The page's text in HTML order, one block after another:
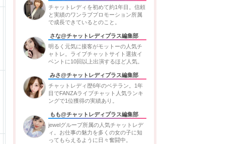
・北千住店
・日払い
・週払い
・月払い
・日払い
・週払い
・月払い
チャットレディを初めて約1年目。信頼
と実績のワンラブプロモーション所属
で成長できているとのこと。
さな@チャットレディプラス編集部
明るく元気に接客がモットーの人気チ
ャトレ。ライブチャットサイト選抜イ
ベントに10回以上出演するほど人気。
みさ@チャットレディプラス編集部
チャットレディ歴6年のベテラン。1年
目でFANZAライブチャット人気ランキ
ングで1位獲得の実績あり。
もも@チャットレディプラス編集部
jewelグループ所属の人気チャットレデ
ィ。お仕事の魅力を多くの女の子に知
ってもらえるように日々奮闘中。